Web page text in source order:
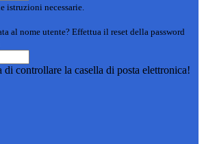
istruzioni necessarie.
al nome utente? Effettua il reset della password
controllare la casella di posta elettronica!